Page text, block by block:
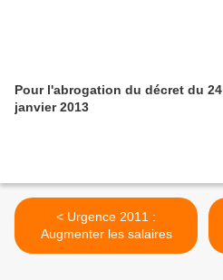
Pour l'abrogation du décret du 24
janvier 2013
< Urgence 2011 :
Augmenter les salaires